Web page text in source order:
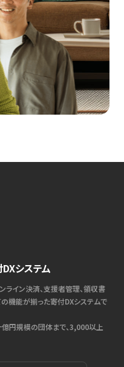
システム
ライン決済、支援者管理、領収書
機能が揃った寄付DXシステムで
円規模の団体まで、3,000以上